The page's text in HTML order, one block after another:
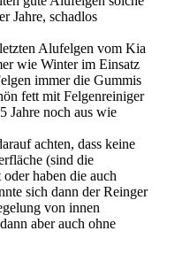
Jahre, schadlos
Alufelgen vom Kia
wie Winter im Einsatz
immer die Gummis
fett mit Felgenreiniger
Jahre noch aus wie
achten, dass keine
(sind die
haben die auch
sich dann der Reinger
von innen
aber auch ohne